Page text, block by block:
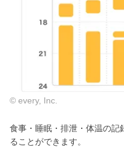
© every, Inc.
食事・睡眠・排泄・体温の記
ることができます。